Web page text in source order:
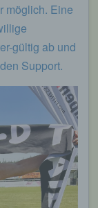
möglich. Eine
gültig ab und
Support.